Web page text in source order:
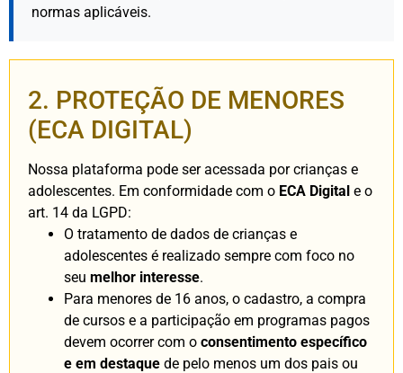
normas aplicáveis.
2. PROTEÇÃO DE MENORES
(ECA DIGITAL)
Nossa plataforma pode ser acessada por crianças e
adolescentes. Em conformidade com o ECA Digital e o
art. 14 da LGPD:
O tratamento de dados de crianças e
adolescentes é realizado sempre com foco no
seu melhor interesse.
Para menores de 16 anos, o cadastro, a compra
de cursos e a participação em programas pagos
devem ocorrer com o consentimento específico
e em destaque de pelo menos um dos pais ou